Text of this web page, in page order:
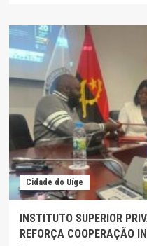
OS
“JAGAS”
NA
HISTÓRIA
DO
CONGO
ANGOLA:
Os
Imbangala
Cidade do Uíge
INSTITUTO SUPERIOR
REFORÇA COOPERAÇÃO